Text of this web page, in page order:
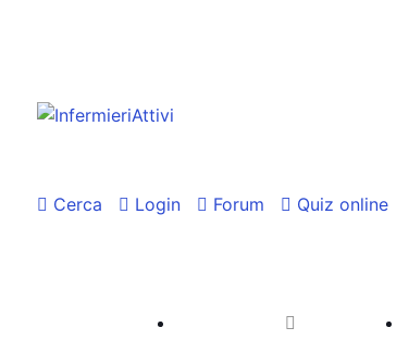
Cerca Login Forum Quiz online